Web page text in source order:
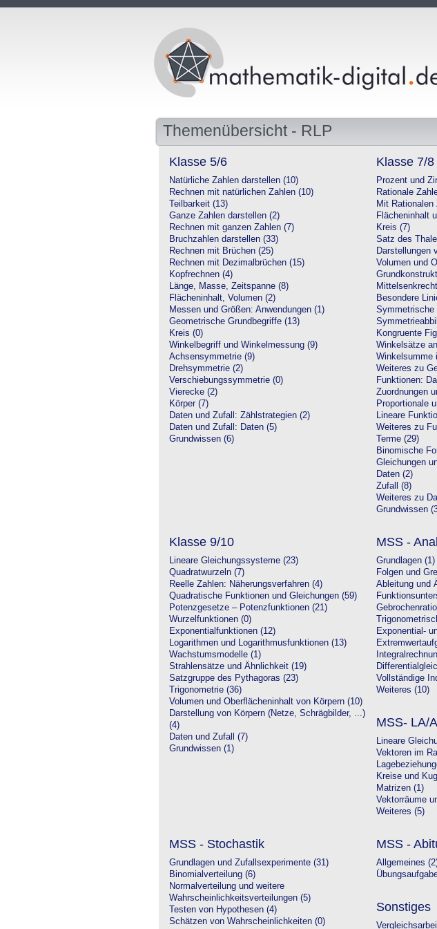
Themenübersicht - RLP
Klasse 5/6
Natürliche Zahlen darstellen (10)
Rechnen mit natürlichen Zahlen (10)
Teilbarkeit (13)
Ganze Zahlen darstellen (2)
Rechnen mit ganzen Zahlen (7)
Bruchzahlen darstellen (33)
Rechnen mit Brüchen (25)
Rechnen mit Dezimalbrüchen (15)
Kopfrechnen (4)
Länge, Masse, Zeitspanne (8)
Flächeninhalt, Volumen (2)
Messen und Größen: Anwendungen (1)
Geometrische Grundbegriffe (13)
Kreis (0)
Winkelbegriff und Winkelmessung (9)
Achsensymmetrie (9)
Drehsymmetrie (2)
Verschiebungssymmetrie (0)
Vierecke (2)
Körper (7)
Daten und Zufall: Zählstrategien (2)
Daten und Zufall: Daten (5)
Grundwissen (6)
Klasse 7/8
Prozent und
Rationale
Mit Rationalen
Flächeninhalt
Kreis (7)
Satz des
Darstellungen
Volumen und
Besondere
Symmetrische
Kongruente
Winkelsätze
Winkelsumme
Weiteres zu
Funktionen:
Zuordnungen
Proportionale
Lineare
Weiteres zu
Terme (29)
Binomische
Gleichungen
Daten (2)
Zufall (8)
Weiteres zu
Grundwissen
Klasse 9/10
Lineare Gleichungssysteme (23)
Quadratwurzeln (7)
Reelle Zahlen: Näherungsverfahren (4)
Quadratische Funktionen und Gleichungen (59)
Potenzgesetze – Potenzfunktionen (21)
Wurzelfunktionen (0)
Exponentialfunktionen (12)
Logarithmen und Logarithmusfunktionen (13)
Wachstumsmodelle (1)
Strahlensätze und Ähnlichkeit (19)
Satzgruppe des Pythagoras (23)
Trigonometrie (36)
Volumen und Oberflächeninhalt von Körpern (10)
Darstellung von Körpern (Netze, Schrägbilder, ...)
(4)
Daten und Zufall (7)
Grundwissen (1)
MSS -
Grundlagen (1)
Folgen und
Ableitung und
Exponential-
Vollständige
Weiteres (10)
MSS- LA/
Lineare
Vektoren im
Kreise und
Matrizen (1)
Vektorräume
Weiteres (5)
MSS - Stochastik
Grundlagen und Zufallsexperimente (31)
Binomialverteilung (6)
Normalverteilung und weitere
Wahrscheinlichkeitsverteilungen (5)
Testen von Hypothesen (4)
Schätzen von Wahrscheinlichkeiten (0)
MSS -
Allgemeines
Sonstiges